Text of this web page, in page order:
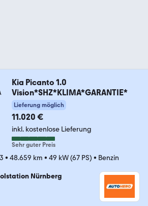
Kia Picanto 1.0
Vision*SHZ*KLIMA*GARANTIE*
Lieferung möglich
11.020 €
inkl. kostenlose Lieferung
Sehr guter Preis
• 48.659 km • 49 kW (67 PS) • Benzin
Nürnberg